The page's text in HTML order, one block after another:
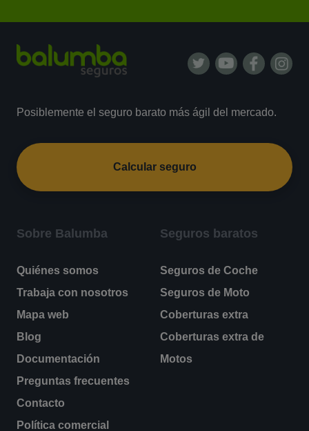
Posiblemente el seguro barato más ágil del mercado.
Calcular seguro
Sobre Balumba
Quiénes somos
Trabaja con nosotros
Mapa web
Blog
Documentación
Preguntas frecuentes
Contacto
Política comercial
Seguros baratos
Seguros de Coche
Seguros de Moto
Coberturas extra
Coberturas extra de
Motos